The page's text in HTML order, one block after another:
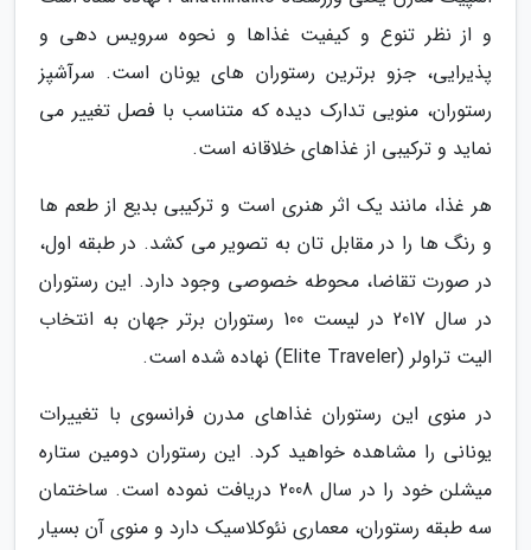
و از نظر تنوع و کیفیت غذاها و نحوه سرویس دهی و
پذیرایی، جزو برترین رستوران های یونان است. سرآشپز
رستوران، منویی تدارک دیده که متناسب با فصل تغییر می
نماید و ترکیبی از غذاهای خلاقانه است.
هر غذا، مانند یک اثر هنری است و ترکیبی بدیع از طعم ها
و رنگ ها را در مقابل تان به تصویر می کشد. در طبقه اول،
در صورت تقاضا، محوطه خصوصی وجود دارد. این رستوران
در سال 2017 در لیست 100 رستوران برتر جهان به انتخاب
الیت تراولر (Elite Traveler) نهاده شده است.
در منوی این رستوران غذاهای مدرن فرانسوی با تغییرات
یونانی را مشاهده خواهید کرد. این رستوران دومین ستاره
میشلن خود را در سال 2008 دریافت نموده است. ساختمان
سه طبقه رستوران، معماری نئوکلاسیک دارد و منوی آن بسیار